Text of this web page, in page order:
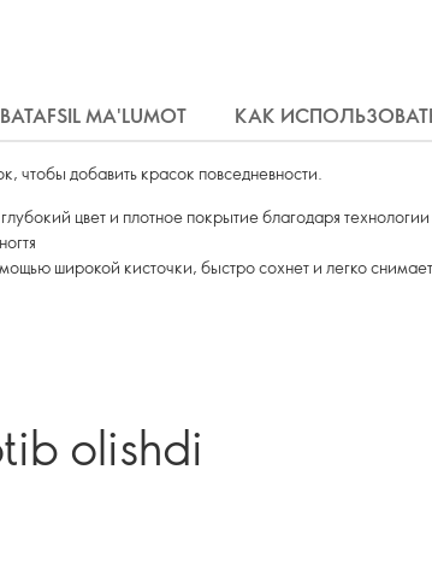
BATAFSIL MA'LUMOT КАК
чтобы добавить красок повседневности.
цвет и плотное покрытие благодаря
широкой кисточки, быстро сохнет и легко
olishdi